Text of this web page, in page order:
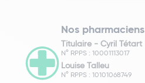
Nos pharmaciens
Titulaire - Cyril Tétart
N° RPPS : 10001113017
Louise Talleu
N° RPPS : 10101068749